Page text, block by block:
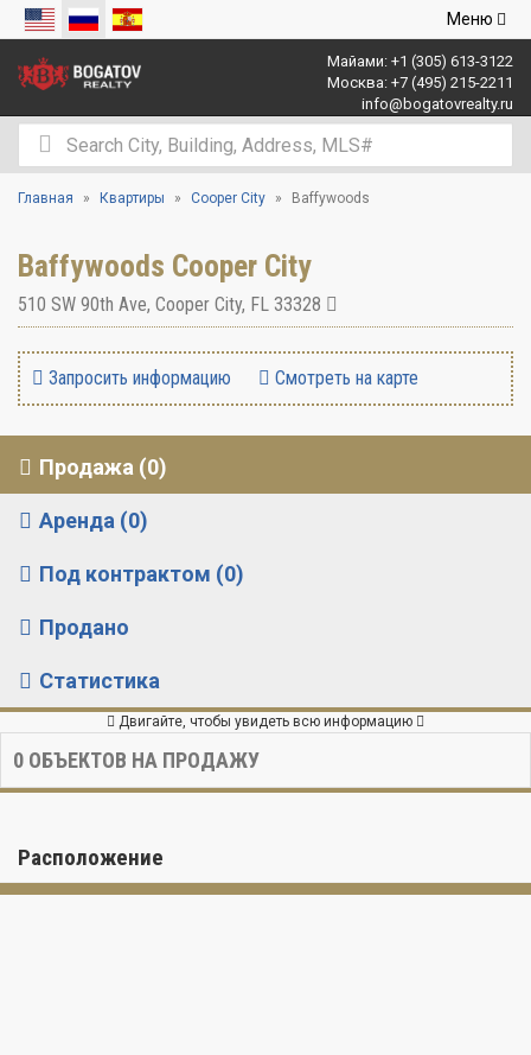
Открыть
Меню
Майами: +1 (305) 613-3122
Москва: +7 (495) 215-2211
info@bogatovrealty.ru
Главная Квартиры Cooper City Baffywoods
Baffywoods Cooper City
510 SW 90th Ave, Cooper City, FL 33328
Запросить информацию Смотреть на карте
Продажа (0)
Аренда (0)
Под контрактом (0)
Продано
Статистика
Двигайте, чтобы увидеть всю информацию
0 ОБЪЕКТОВ НА ПРОДАЖУ
Расположение